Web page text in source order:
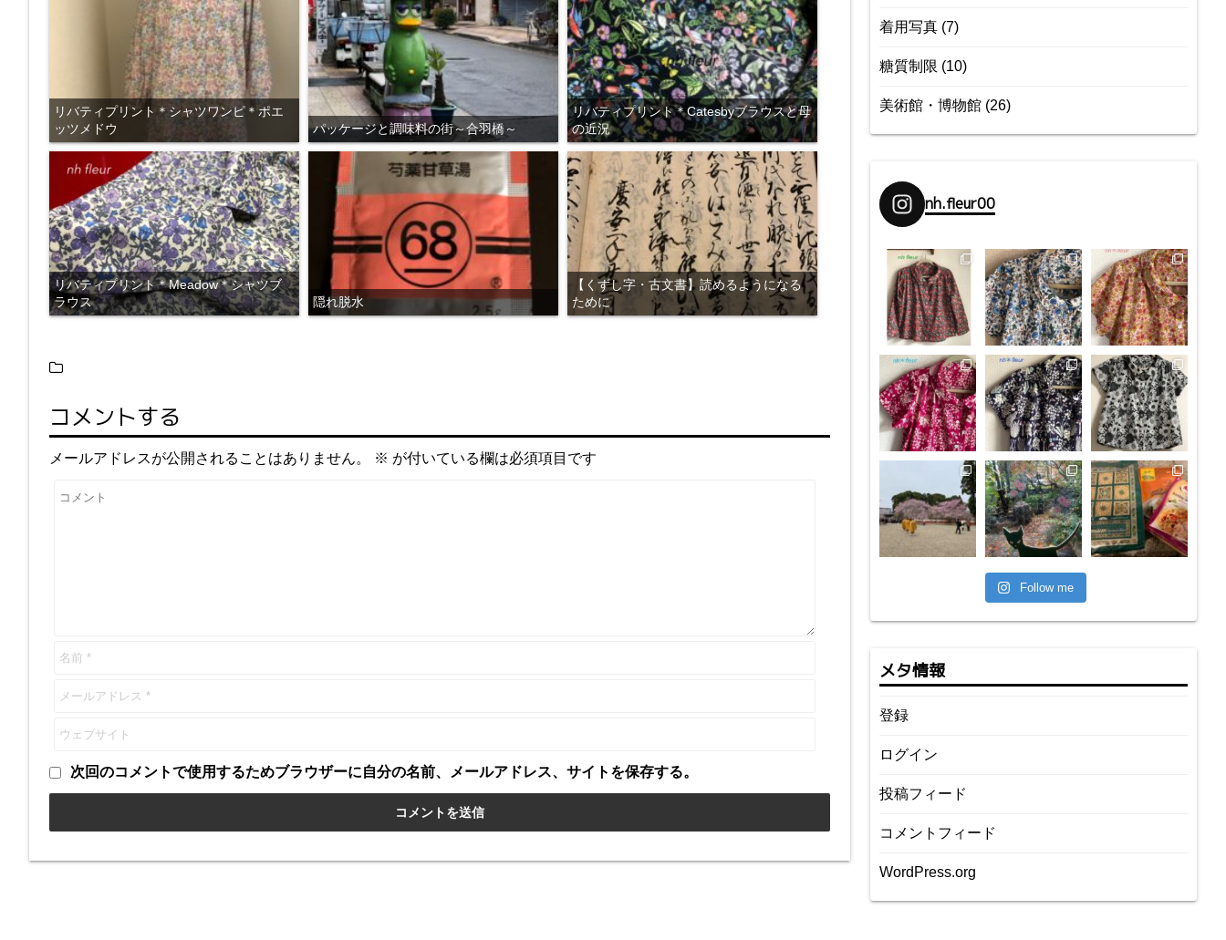
リバティプリント＊シャツワンピ＊ポエ
ッツメドウ
パッケージと調味料の街～合羽橋～
リバティプリント＊Catesbyブラウスと母
の近況
リバティプリント＊Meadow＊シャツブ
ラウス
隠れ脱水
【くずし字・古文書】読めるようになる
ために
コメントする
メールアドレスが公開されることはありません。 ※ が付いている欄は必須項目です
次回のコメントで使用するためブラウザーに自分の名前、メールアドレス、サイトを保存する。
着用写真 (7)
糖質制限 (10)
美術館・博物館 (26)
nh.fleur00
Follow me
メタ情報
登録
ログイン
投稿フィード
コメントフィード
WordPress.org